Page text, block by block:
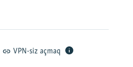
VPN-siz açmaq